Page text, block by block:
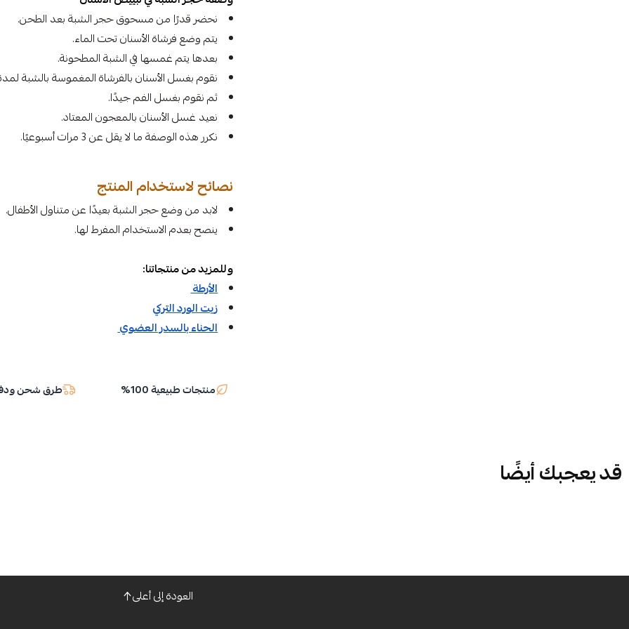
نحضر قدرًا من مسحوق حجر الشبة بعد الطحن.
يتم وضع فرشاة الأسنان تحت الماء.
بعدها يتم غمسها في الشبة المطحونة.
نقوم بغسل الأسنان بالفرشاة المغموسة بالشبة لمدة 5
ثم نقوم بغسل الفم جيدًا.
نعيد غسل الأسنان بالمعجون المعتاد.
نكرر هذه الوصفة ما لا يقل عن 3 مرات أسبوعيًا.
نصائح لاستخدام المنتج
لابد من وضع حجر الشبة بعيدًا عن متناول الأطفال.
ينصح بعدم الاستخدام المفرط لها.
وللمزيد من منتجاتنا:
الأرطة
زيت الورد التركي
الحناء بالسدر العضوي
منتجات طبيعية 100% طرق شحن
قد يعجبك أيضًا
العودة إلى أعلى